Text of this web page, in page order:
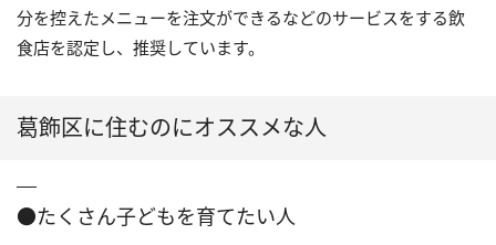
分を控えたメニューを注文ができるなどのサービスをする飲
食店を認定し、推奨しています。
葛飾区に住むのにオススメな人
●たくさん子どもを育てたい人